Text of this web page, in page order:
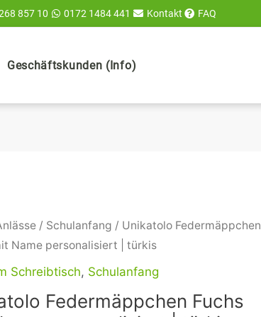
857 10 0172 1484 441 Kontakt FAQ
Geschäftskunden (Info)
/ Schulanfang / Unikatolo Federmäppchen
Name personalisiert | türkis
Schreibtisch, Schulanfang
Federmäppchen Fuchs